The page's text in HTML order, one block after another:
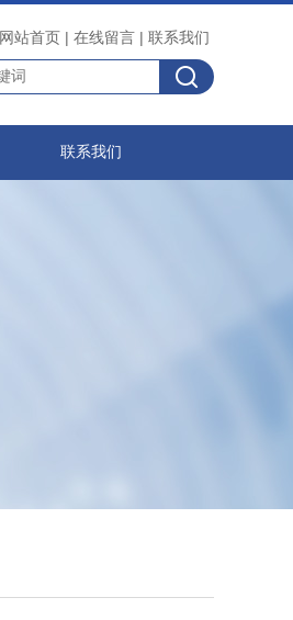
网站首页 | 在线留言 | 联系我们
联系我们